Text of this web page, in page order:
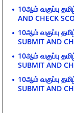
10ஆம் வகுப்பு
AND CHECK
10ஆம் வகுப்பு
SUBMIT AND
10ஆம் வகுப்பு
SUBMIT AND
10ஆம் வகுப்பு
SUBMIT AND